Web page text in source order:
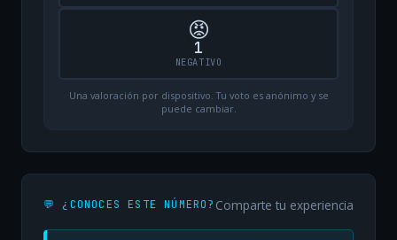
😡
1
NEGATIVO
Una valoración por dispositivo. Tu voto es anónimo y se
puede cambiar.
💬 ¿CONOCES ESTE NÚMERO? Comparte tu experiencia